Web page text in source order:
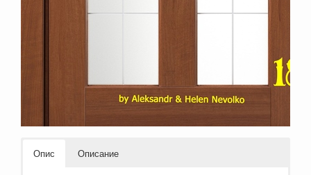
Опис Описание